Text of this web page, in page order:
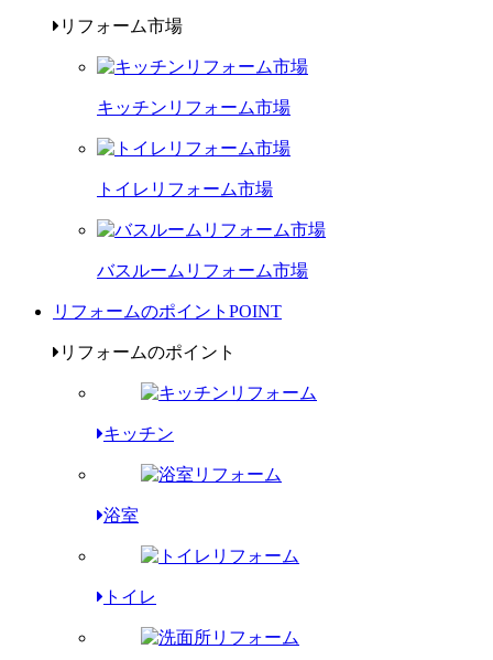
リフォーム市場
キッチンリフォーム市場
トイレリフォーム市場
バスルームリフォーム市場
リフォームのポイント POINT
リフォームのポイント
キッチン
浴室
トイレ